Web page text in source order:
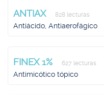
ANTIAX 828 lecturas
Antiácido, Antiaerofágico
FINEX 1% 627 lecturas
Antimicótico tópico